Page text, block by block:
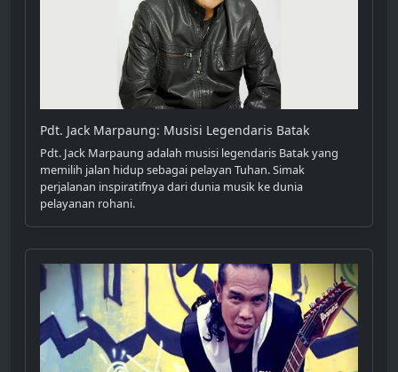
Pdt. Jack Marpaung: Musisi Legendaris Batak
Pdt. Jack Marpaung adalah musisi legendaris Batak yang
memilih jalan hidup sebagai pelayan Tuhan. Simak
perjalanan inspiratifnya dari dunia musik ke dunia
pelayanan rohani.